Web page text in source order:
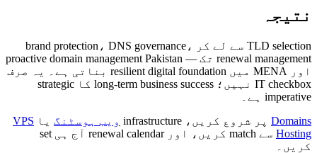
نتیجہ
TLD selection سے لے کر brand protection، DNS governance،
renewal management تک — proactive domain management Pakistan
اور MENA میں resilient digital foundation بناتی ہے۔ یہ صرف
IT checkbox نہیں؛ long-term business success کا strategic
imperative ہے۔
Domains پر شروع کریں، infrastructure ویب ہوسٹنگ یا VPS
Hosting
سے match کریں، اور renewal calendar آج ہی set
کریں۔